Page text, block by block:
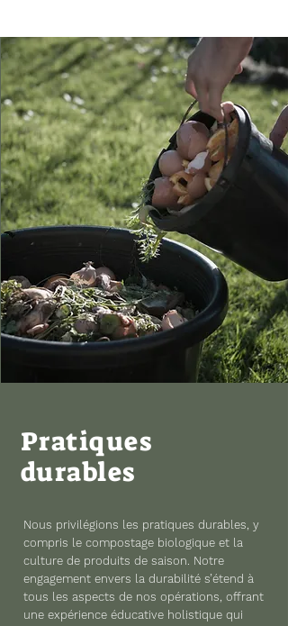
Pratiques
durables
Nous privilégions les pratiques durables, y
compris le compostage biologique et la
culture de produits de saison. Notre
engagement envers la durabilité s’étend à
tous les aspects de nos opérations, offrant
une expérience éducative holistique qui